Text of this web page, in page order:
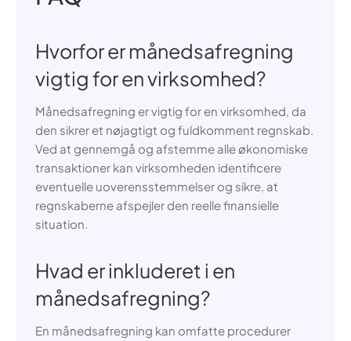
Hvorfor er månedsafregning
vigtig for en virksomhed?
Månedsafregning er vigtig for en virksomhed, da
den sikrer et nøjagtigt og fuldkomment regnskab.
Ved at gennemgå og afstemme alle økonomiske
transaktioner kan virksomheden identificere
eventuelle uoverensstemmelser og sikre, at
regnskaberne afspejler den reelle finansielle
situation.
Hvad er inkluderet i en
månedsafregning?
En månedsafregning kan omfatte procedurer